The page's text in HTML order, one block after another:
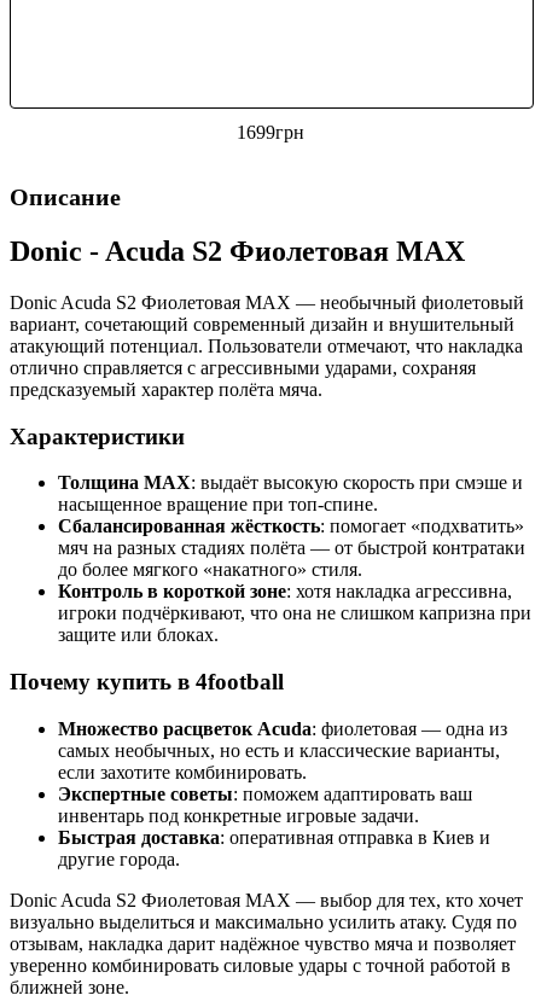
1699грн
Описание
Donic - Acuda S2 Фиолетовая MAX
Donic Acuda S2 Фиолетовая MAX — необычный фиолетовый
вариант, сочетающий современный дизайн и внушительный
атакующий потенциал. Пользователи отмечают, что накладка
отлично справляется с агрессивными ударами, сохраняя
предсказуемый характер полёта мяча.
Характеристики
Толщина MAX: выдаёт высокую скорость при смэше и
насыщенное вращение при топ-спине.
Сбалансированная жёсткость: помогает «подхватить»
мяч на разных стадиях полёта — от быстрой контратаки
до более мягкого «накатного» стиля.
Контроль в короткой зоне: хотя накладка агрессивна,
игроки подчёркивают, что она не слишком капризна при
защите или блоках.
Почему купить в 4football
Множество расцветок Acuda: фиолетовая — одна из
самых необычных, но есть и классические варианты,
если захотите комбинировать.
Экспертные советы: поможем адаптировать ваш
инвентарь под конкретные игровые задачи.
Быстрая доставка: оперативная отправка в Киев и
другие города.
Donic Acuda S2 Фиолетовая MAX — выбор для тех, кто хочет
визуально выделиться и максимально усилить атаку. Судя по
отзывам, накладка дарит надёжное чувство мяча и позволяет
уверенно комбинировать силовые удары с точной работой в
ближней зоне.